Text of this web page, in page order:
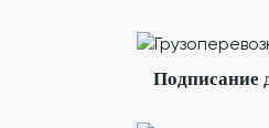
Подписание